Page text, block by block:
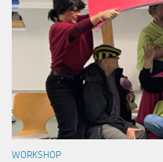
WORKSHOP